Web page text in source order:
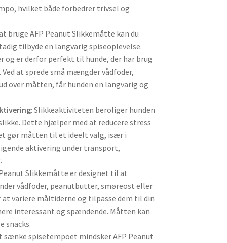
hvilket både forbedrer trivsel og
at bruge AFP Peanut Slikkemåtte kan du
tilbyde en langvarig spiseoplevelse.
er derfor perfekt til hunde, der har brug
at sprede små mængder vådfoder,
over måtten, får hunden en langvarig og
: Slikkeaktiviteten beroliger hunden
Dette hjælper med at reducere stress
gør måtten til et ideelt valg, især i
aktivering under transport,
Peanut Slikkemåtte er designet til at
vådfoder, peanutbutter, smøreost eller
at variere måltiderne og tilpasse dem til din
interessant og spændende. Måtten kan
snacks.
sænke spisetempoet mindsker AFP Peanut